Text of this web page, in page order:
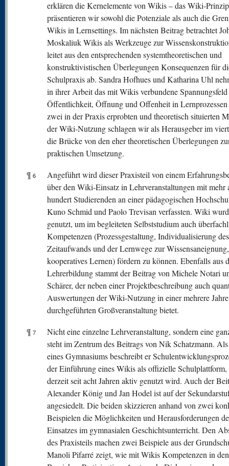
erklären die Kernelemente von Wikis – das Wiki-
präsentieren wir sowohl die Potenziale als auch die
Wikis in Lernsettings. Im nächsten Beitrag betrachtet
Moskaliuk Wikis als Werkzeuge zur
leitet aus den entsprechenden systemtheoretischen und
konstruktivistischen Überlegungen Konsequenzen für
Schulpraxis ab. Sandra Hofhues und Katharina Uhl
in ihrer Arbeit das mit Wikis verbundene
Öffentlichkeit, Öffnung und Offenheit in
zwei in der Praxis erprobten und theoretisch situierten
der Wiki-Nutzung schlagen wir als Herausgeber im
die Brücke von den eher theoretischen Überlegungen
praktischen Umsetzung.
¶ 6
Angeführt wird dieser Praxisteil von einem
über den Wiki-Einsatz in Lehrveranstaltungen mit mehr
hundert Studierenden an einer pädagogischen
Kuno Schmid und Paolo Trevisan verfassten. Wiki
genutzt, um im begleiteten Selbststudium auch
Kompetenzen (Prozessgestaltung, Individualisierung des
Zeitaufwands und der Lernwege zur Wissensaneignung,
kooperatives Lernen) fördern zu können. Ebenfalls aus
Lehrerbildung stammt der Beitrag von Michele Notari
Schärer, der neben einer Projektbeschreibung auch
Auswertungen der Wiki-Nutzung in einer mehrere Jahre
durchgeführten Großveranstaltung bietet.
¶ 7
Nicht eine einzelne Lehrveranstaltung, sondern eine
steht im Zentrum des Beitrags von Nik Schatzmann.
eines Gymnasiums beschreibt er
der Einführung eines Wikis als offizielle Schulplattform,
derzeit seit acht Jahren aktiv genutzt wird. Auch der
Alexander König und Jan Hodel ist auf der
angesiedelt. Die beiden skizzieren anhand von zwei
Beispielen die Möglichkeiten und Herausforderungen
Einsatzes im gymnasialen Geschichtsunterricht. Den
des Praxisteils machen zwei Beispiele aus der
Manoli Pifarré zeigt, wie mit Wikis Kompetenzen in den